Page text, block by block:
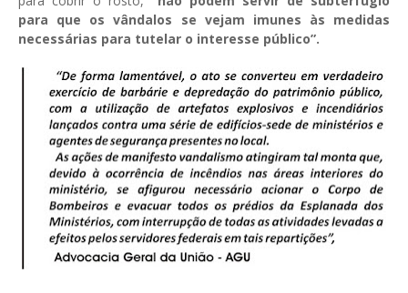
para que os vândalos se vejam imunes às medidas
necessárias para tutelar o interesse público”.